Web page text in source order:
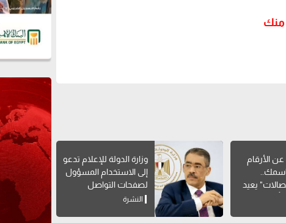
منك
الأرقام
يعيد
عبر
وزارة الدولة للإعلام تدعو
إلى الاستخدام المسؤول
لصفحات التواصل
الاجتماعي
النشرة